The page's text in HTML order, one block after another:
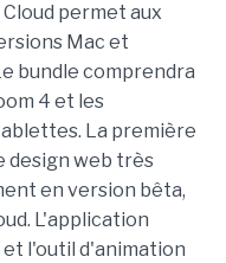
permet aux
Mac et
bundle comprendra
4 et les
La première
design web très
en version bêta,
L'application
l'outil d'animation